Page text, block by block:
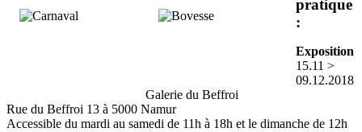
pratique
:
Exposition
15.11 >
09.12.2018
Galerie du Beffroi
Rue du Beffroi 13 à 5000 Namur
Accessible du mardi au samedi de 11h à 18h et le dimanche de 12h